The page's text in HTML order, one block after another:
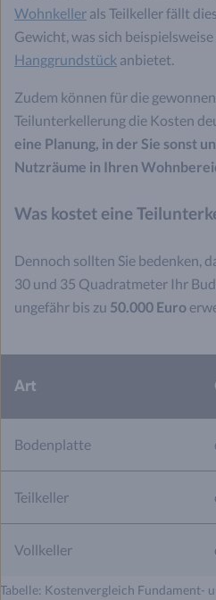
Wohnkeller als Teilkeller fällt
Gewicht, was sich
Hanggrundstück anbietet.
Zudem können für die
Teilunterkellerung die Kosten
eine Planung, in der Sie sonst
Nutzräume in Ihren
Was kostet eine
Dennoch sollten Sie bedenken,
30 und 35 Quadratmeter Ihr
ungefähr bis zu 50.000 Euro
Tabelle: Kostenvergleich Fundament-
Art
Bodenplatte
Teilkeller
Vollkeller